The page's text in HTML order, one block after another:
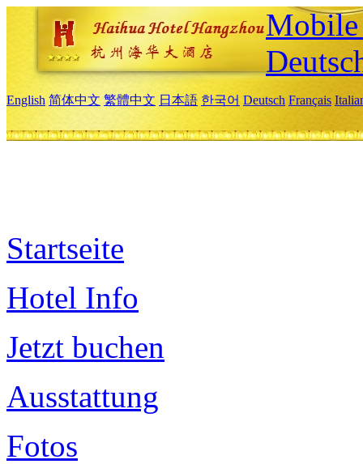
English 简体中文 繁體中文 日本語 한국어 Deutsch Français
Startseite
Hotel Info
Jetzt buchen
Ausstattung
Fotos